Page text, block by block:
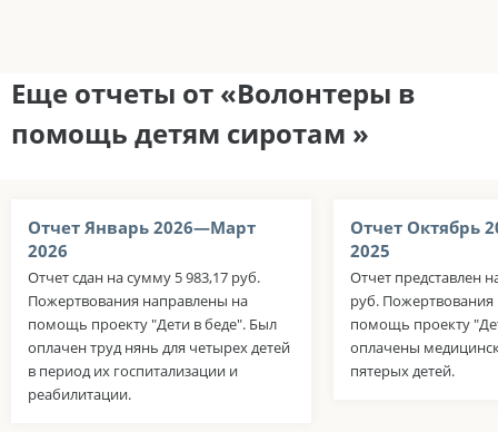
Еще отчеты от «Волонтеры в
помощь детям сиротам »
Отчет Январь 2026—Март
2026
Отчет сдан на сумму 5 983,17 руб.
Пожертвования направлены на
помощь проекту "Дети в беде". Был
оплачен труд нянь для четырех детей
в период их госпитализации и
реабилитации.
Отчет Октябрь
2025
Отчет представлен
руб.
помощь проекту
оплачены
пятерых детей.